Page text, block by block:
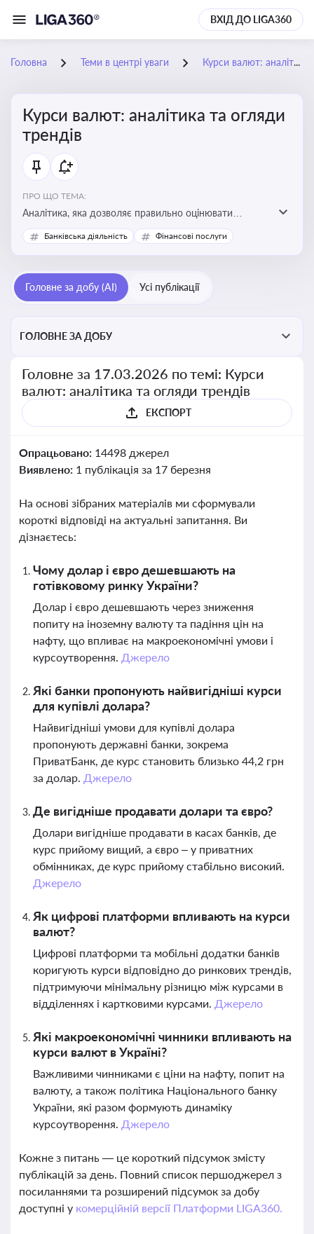
ВХІД ДО LIGA360
Головна Теми в центрі уваги Курси валют: аналітика та огляди трендів
Курси валют: аналітика та огляди
трендів
ПРО ЩО ТЕМА:
Аналітика, яка дозволяє правильно оцінювати
фінансові ризики та планувати витрати. Зміни в
курсах валют можуть вплинути на собівартість
Банківська діяльність Фінансові послуги
Головне за добу (AI) Усі публікації
ГОЛОВНЕ ЗА ДОБУ
Головне за 17.03.2026 по темі: Курси
валют: аналітика та огляди трендів
ЕКСПОРТ
Опрацьовано: 14498 джерел
Виявлено: 1 публікація за 17 березня
На основі зібраних матеріалів ми сформували
короткі відповіді на актуальні запитання. Ви
дізнаєтесь:
Чому долар і євро дешевшають на
готівковому ринку України?
Долар і євро дешевшають через зниження
попиту на іноземну валюту та падіння цін на
нафту, що впливає на макроекономічні умови і
курсоутворення. Джерело
Які банки пропонують найвигідніші курси
для купівлі долара?
Найвигідніші умови для купівлі долара
пропонують державні банки, зокрема
ПриватБанк, де курс становить близько 44,2 грн
за долар. Джерело
Де вигідніше продавати долари та євро?
Долари вигідніше продавати в касах банків, де
курс прийому вищий, а євро – у приватних
обмінниках, де курс прийому стабільно високий.
Джерело
Як цифрові платформи впливають на курси
валют?
Цифрові платформи та мобільні додатки банків
коригують курси відповідно до ринкових трендів,
підтримуючи мінімальну різницю між курсами в
відділеннях і картковими курсами. Джерело
Які макроекономічні чинники впливають на
курси валют в Україні?
Важливими чинниками є ціни на нафту, попит на
валюту, а також політика Національного банку
України, які разом формують динаміку
курсоутворення. Джерело
Кожне з питань — це короткий підсумок змісту
публікацій за день. Повний список першоджерел з
посиланнями та розширений підсумок за добу
доступні у комерційній версії Платформи LIGA360.